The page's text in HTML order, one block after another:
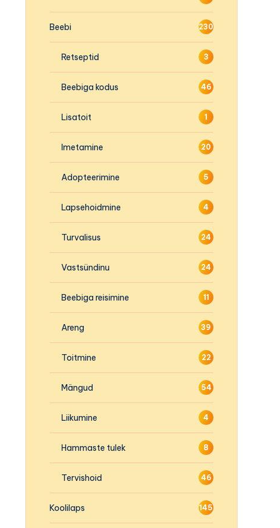
Beebi 230
Retseptid 3
Beebiga kodus 46
Lisatoit 1
Imetamine 20
Adopteerimine 5
Lapsehoidmine 4
Turvalisus 24
Vastsündinu 24
Beebiga reisimine 11
Areng 39
Toitmine 22
Mängud 54
Liikumine 4
Hammaste tulek 8
Tervishoid 46
Koolilaps 145